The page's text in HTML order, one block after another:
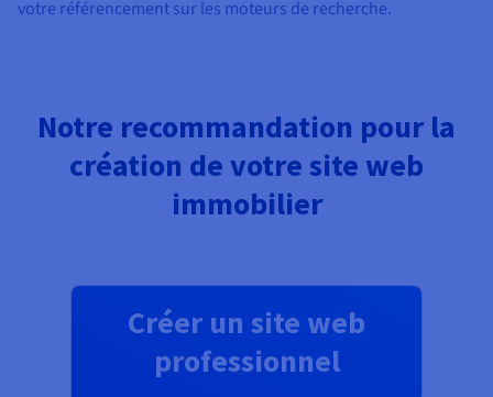
votre référencement sur les moteurs de recherche.
Notre recommandation pour la
création de votre site web
immobilier
Créer un site web
professionnel